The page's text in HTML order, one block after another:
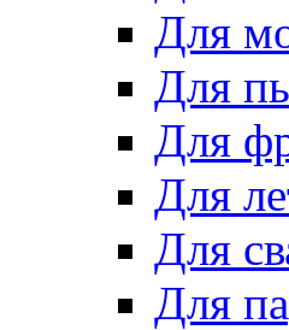
Для
Для
Для
Для
Для
Для